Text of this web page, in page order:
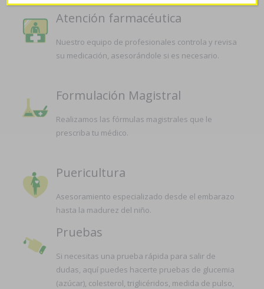
Atención farmacéutica
Nuestro equipo de profesionales controla y revisa
su medicación, asesorándole si es necesario.
Formulación Magistral
Realizamos las fórmulas magistrales que le
prescriba tu médico.
Puericultura
Asesoramiento especializado desde el embarazo
hasta la madurez del niño.
Pruebas
Si necesitas una prueba rápida para salir de
dudas, aquí puedes hacerte pruebas de glucemia
(azúcar), colesterol, triglicéridos, medida de pulso,